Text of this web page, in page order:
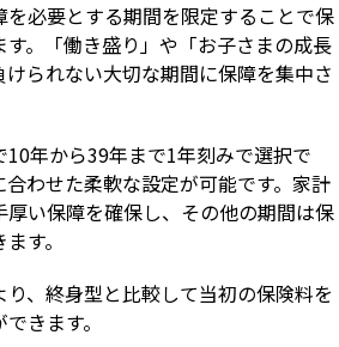
を必要とする期間を限定することで保
。「働き盛り」や「お子さまの成長
られない大切な期間に保障を集中さ
年から39年まで1年刻みで選択で
わせた柔軟な設定が可能です。家計
い保障を確保し、その他の期間は保
す。
、終身型と比較して当初の保険料を
きます。